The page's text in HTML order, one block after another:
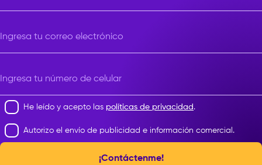
Ingresa tu correo electrónico
Ingresa tu número de celular
He leído y acepto las políticas de privacidad .
Autorizo el envío de publicidad e información comercial.
¡Contáctenme!